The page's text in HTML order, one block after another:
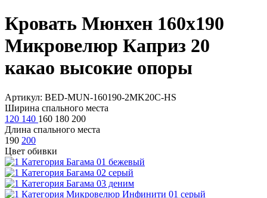
Кровать Мюнхен 160х190
Микровелюр Каприз 20
какао высокие опоры
Артикул: BED-MUN-160190-2MK20C-HS
Ширина спального места
120 140 160 180 200
Длина спального места
190 200
Цвет обивки